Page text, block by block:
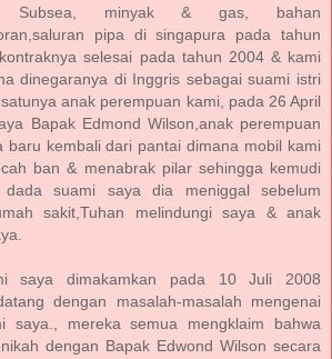
Subsea, minyak & gas, bahan
pipa di singapura pada tahun
selesai pada tahun 2004 & kami
dinegaranya di Inggris sebagai suami istri
anak perempuan kami, pada 26 April
Bapak Edmond Wilson,anak perempuan
baru kembali dari pantai dimana mobil kami
ban & menabrak pilar sehingga kemudi
suami saya dia meniggal sebelum
sakit,Tuhan melindungi saya & anak
saya dimakamkan pada 10 Juli 2008
dengan masalah-masalah mengenai
saya., mereka semua mengklaim bahwa
dengan Bapak Edwond Wilson secara